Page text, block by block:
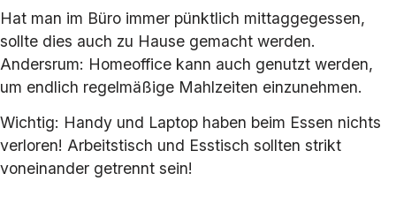
Hat man im Büro immer pünktlich mittaggegessen,
sollte dies auch zu Hause gemacht werden.
Andersrum: Homeoffice kann auch genutzt werden,
um endlich regelmäßige Mahlzeiten einzunehmen.
Wichtig: Handy und Laptop haben beim Essen nichts
verloren! Arbeitstisch und Esstisch sollten strikt
voneinander getrennt sein!